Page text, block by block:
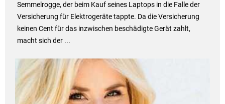
Semmelrogge, der beim Kauf seines Laptops in die Falle der
Versicherung für Elektrogeräte tappte. Da die Versicherung
keinen Cent für das inzwischen beschädigte Gerät zahlt,
macht sich der ...